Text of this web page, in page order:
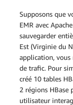
Supposons que
EMR avec
sauvegarder
Est (Virginie du
application, vous
de trafic. Pour
créé 10 tables
2 régions HBase
utilisateur